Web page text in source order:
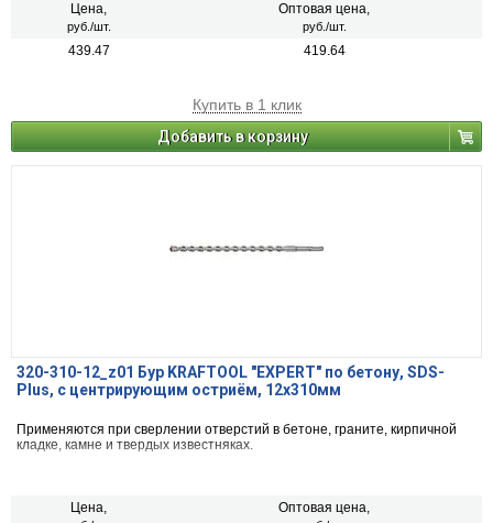
Цена,
руб./шт.
Оптовая цена,
руб./шт.
439.47 419.64
Купить в 1 клик
Добавить в корзину
320-310-12_z01 Бур KRAFTOOL "EXPERT" по бетону, SDS-
Plus, с центрирующим остриём, 12х310мм
Применяются при сверлении отверстий в бетоне, граните, кирпичной
кладке, камне и твердых известняках.
Цена, Оптовая цена,